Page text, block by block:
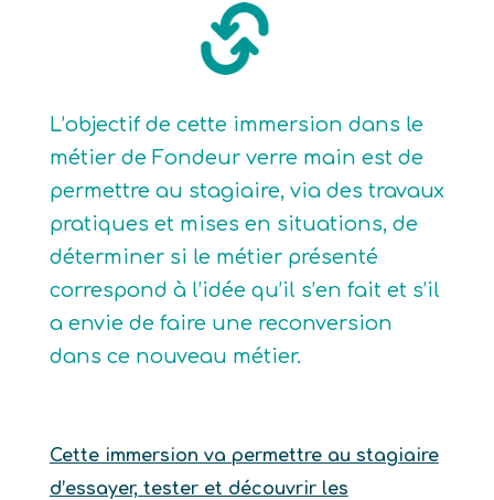
L’objectif de cette immersion dans le
métier de Fondeur verre main est de
permettre au stagiaire, via des travaux
pratiques et mises en situations, de
déterminer si le métier présenté
correspond à l’idée qu’il s’en fait et s’il
a envie de faire une reconversion
dans ce nouveau métier.
Cette immersion va permettre au stagiaire
d’essayer, tester et découvrir les